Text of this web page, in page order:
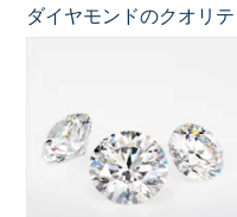
ダイヤモンドのクオリテ